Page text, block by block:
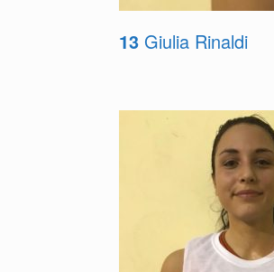
13 Giulia Rinaldi